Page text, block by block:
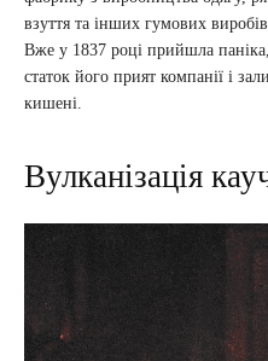
взуття та інших гумових
Вже у 1837 році прийшла
статок його прият компанії і
кишені.
Вулканізація